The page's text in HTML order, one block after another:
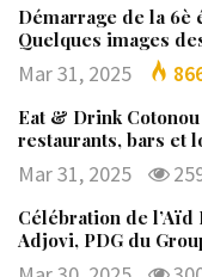
Démarrage de la 6è
Quelques images
Mar 31, 2025
Eat & Drink
restaurants, bars et
Mar 31, 2025
Célébration de
Adjovi, PDG du